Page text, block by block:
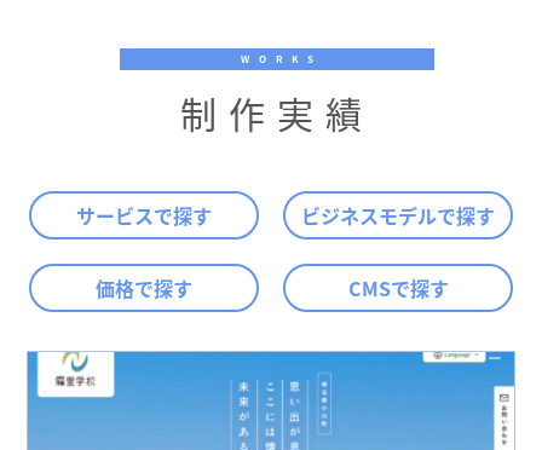
WORKS
制作実績
サービスで探す ビジネスモデルで探す
価格で探す CMSで探す